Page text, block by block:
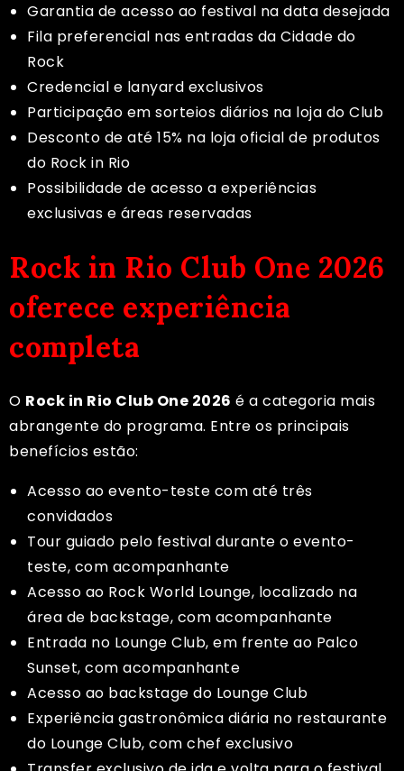
Garantia de acesso ao festival na data desejada
Fila preferencial nas entradas da Cidade do
Rock
Credencial e lanyard exclusivos
Participação em sorteios diários na loja do Club
Desconto de até 15% na loja oficial de produtos
do Rock in Rio
Possibilidade de acesso a experiências
exclusivas e áreas reservadas
Rock in Rio Club One 2026
oferece experiência
completa
O Rock in Rio Club One 2026 é a categoria mais
abrangente do programa. Entre os principais
benefícios estão:
Acesso ao evento-teste com até três
convidados
Tour guiado pelo festival durante o evento-
teste, com acompanhante
Acesso ao Rock World Lounge, localizado na
área de backstage, com acompanhante
Entrada no Lounge Club, em frente ao Palco
Sunset, com acompanhante
Acesso ao backstage do Lounge Club
Experiência gastronômica diária no restaurante
do Lounge Club, com chef exclusivo